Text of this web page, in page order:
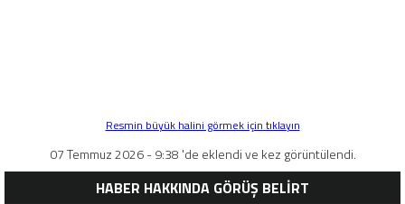
Resmin büyük halini görmek için tıklayın
07 Temmuz 2026 - 9:38 'de eklendi ve kez görüntülendi.
HABER HAKKINDA GÖRÜŞ BELİRT